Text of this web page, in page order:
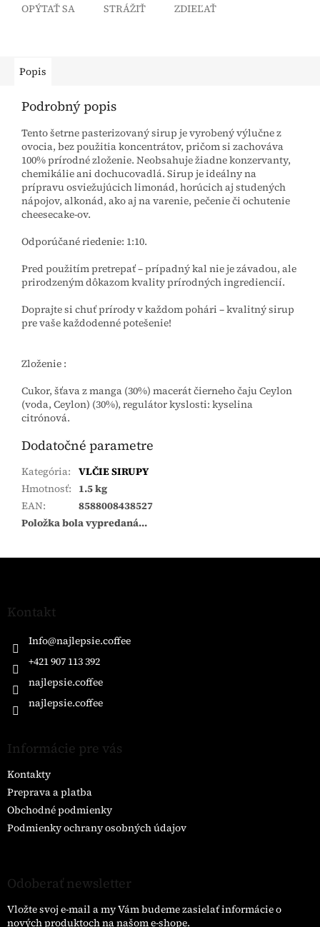
OPÝTAŤ SA STRÁŽIŤ ZDIEĽAŤ
Popis
Podrobný popis
Tento šetrne pasterizovaný sirup je vyrobený výlučne z
ovocia, bez použitia koncentrátov, pričom si zachováva
100% prírodné zloženie. Neobsahuje žiadne konzervanty,
chemikálie ani dochucovadlá. Sirup je ideálny na
prípravu osviežujúcich limonád, horúcich aj studených
nápojov, alkonád, ako aj na varenie, pečenie či ochutenie
cheesecake-ov.
Odporúčané riedenie: 1:10.
Pred použitím pretrepať – prípadný kal nie je závadou, ale
prirodzeným dôkazom kvality prírodných ingrediencií.
Doprajte si chuť prírody v každom pohári – kvalitný sirup
pre vaše každodenné potešenie!
Zloženie :
Cukor, šťava z manga (30%) macerát čierneho čaju Ceylon
(voda, Ceylon) (30%), regulátor kyslosti: kyselina
citrónová.
Dodatočné parametre
Kategória: VLČIE SIRUPY
Hmotnosť: 1.5 kg
EAN:
8588008438527
Položka bola vypredaná…
Z
Kontakt
Info@najlepsie.coffee
+421 907 113 392
najlepsie.coffee
najlepsie.coffee
Informácie pre vás
Kontakty
Preprava a platba
Obchodné podmienky
Podmienky ochrany osobných údajov
Odoberať newsletter
Vložte svoj e-mail a my Vám budeme zasielať informácie o
nových produktoch na našom e-shope.